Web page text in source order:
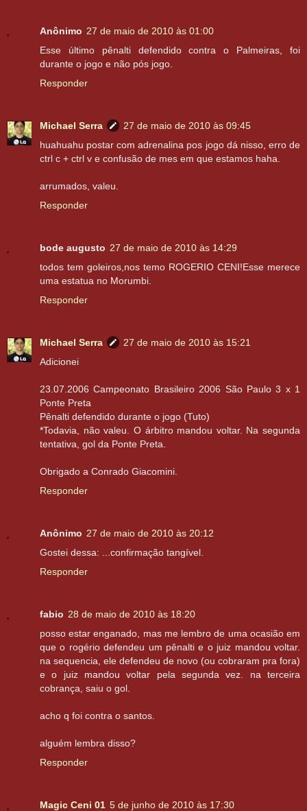
Anônimo 27 de maio de 2010 às 01:00
Esse último pênalti defendido contra o Palmeiras, foi
durante o jogo e não pós jogo.
Responder
Michael Serra
27 de maio de 2010 às 09:45
huahuahu postar com adrenalina pos jogo dá nisso, erro de
ctrl c + ctrl v e confusão de mes em que estamos haha.
arrumados, valeu.
Responder
bode augusto 27 de maio de 2010 às 14:29
todos tem goleiros,nos temo ROGERIO CENI!Esse merece
uma estatua no Morumbi.
Responder
Michael Serra
27 de maio de 2010 às 15:21
Adicionei
23.07.2006 Campeonato Brasileiro 2006 São Paulo 3 x 1
Ponte Preta
Pênalti defendido durante o jogo (Tuto)
*Todavia, não valeu. O árbitro mandou voltar. Na segunda
tentativa, gol da Ponte Preta.
Obrigado a Conrado Giacomini.
Responder
Anônimo 27 de maio de 2010 às 20:12
Gostei dessa: ...confirmação tangível.
Responder
fabio 28 de maio de 2010 às 18:20
posso estar enganado, mas me lembro de uma ocasião em
que o rogério defendeu um pênalti e o juiz mandou voltar.
na sequencia, ele defendeu de novo (ou cobraram pra fora)
e o juiz mandou voltar pela segunda vez. na terceira
cobrança, saiu o gol.
acho q foi contra o santos.
alguém lembra disso?
Responder
Magic Ceni 01 5 de junho de 2010 às 17:30